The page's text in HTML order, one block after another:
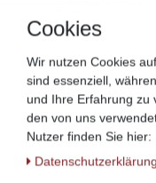
Planungsservice
Wir visualisieren Ihre
33,00 € *
Artikel
*inkl. ges. MwSt. zzgl.
Cookies
Wir nutzen Cookies
sind essenziell,
und Ihre Erfahrung zu
den von uns
Nutzer finden Sie hier:
Daten­schutz­erklärung